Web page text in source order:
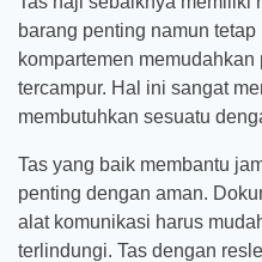
barang penting namun
kompartemen
tercampur. Hal ini sangat
membutuhkan sesuatu
Tas yang baik membantu
penting dengan aman.
alat komunikasi harus
terlindungi. Tas dengan